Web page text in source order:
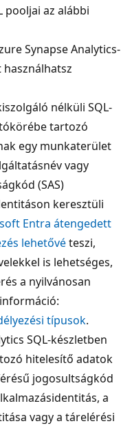
pooljai az alábbi
Synapse Analytics-
nélküli SQL-
tartozó
egy munkaterület
vagy
(SAS)
keresztüli
Entra átengedett
lehetővéteszi,
is lehetséges,
a nyilvánosan
típusok.
SQL-készletben
hitelesítő adatok
jogosultságkód
a
vagy a tárelérési